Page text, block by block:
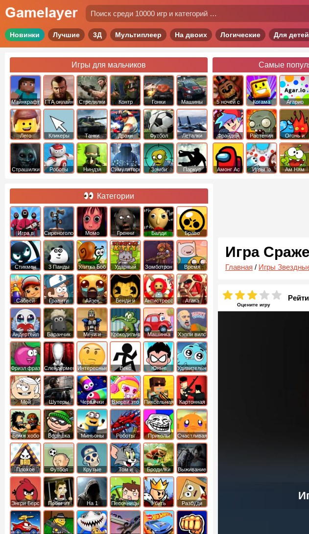
Новинки Лучшие 3Д Мультиплеер На двоих Логические Для детей
Игры для мальчиков
Майнкрафт ГТА онлайн Стрелялки
Контр
Страйк
Гонки Машины
Лего Кликеры Танки Драки Футбол Леталки
Страшилки Роботы Ниндзя Симуляторы Зомби Паркур
Самые
5 ночей с
фредди
Когама Агарио
Фрайдей
Найт
Фанкин
Растения
против
Зомби
Огонь и
Вода
Амонг Ас Игры Io Ам Ням
Игра
Главная / Игры
Оцените игру
Категории
Игра в
Кальмара
Сиреноголовый Момо Гренни Балди
Браво
Старс
Стикмен 3 Панды Улитка Боб
Ударный
отряд котят
Зомботрон
Время
Приключений
Сабвей
Серф
Гравити
Фолз
Айзек
Бенди и
Чернильная
машина
Антистресс
Атака
Титанов
Андертейл
Баранчик
Шон
Мечи и
Сандали
Крокодильчик
Свомпи
Машинка
Вилли
Хэппи вилс
Фризл фраз Слендермен Интересные Векс
Юные
титаны
вперед
Удивительный
мир
Гамбола
Мой
шумный
дом
Шутеры Червячки Взорви это
Пиксельная
война
Картонная
башка
Бомж хобо
Воришка
боб
Миньоны
Роботы
динозавры
Приколы
Счастливая
обезьянка
Плохое
мороженое
Футбол
головами
Крутые
Том и
джерри
Бродилки
Приключения
Выживание
Энгри Берс
Побег из
тюрьмы
На 1 Песочницы
Убить
короля
Разбуди
коробку